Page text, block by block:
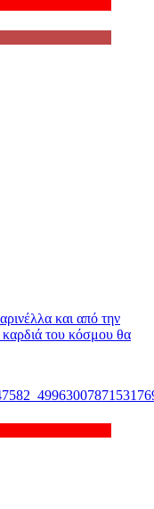
και από την
καρδιά του κόσμου θα